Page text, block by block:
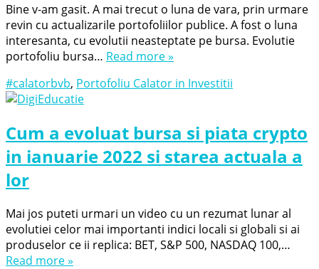
Bine v-am gasit. A mai trecut o luna de vara, prin urmare
revin cu actualizarile portofoliilor publice. A fost o luna
interesanta, cu evolutii neasteptate pe bursa. Evolutie
portofoliu bursa… Read more »
#calatorbvb, Portofoliu Calator in Investitii
Cum a evoluat bursa si piata crypto
in ianuarie 2022 si starea actuala a
lor
Mai jos puteti urmari un video cu un rezumat lunar al
evolutiei celor mai importanti indici locali si globali si ai
produselor ce ii replica: BET, S&P 500, NASDAQ 100,…
Read more »